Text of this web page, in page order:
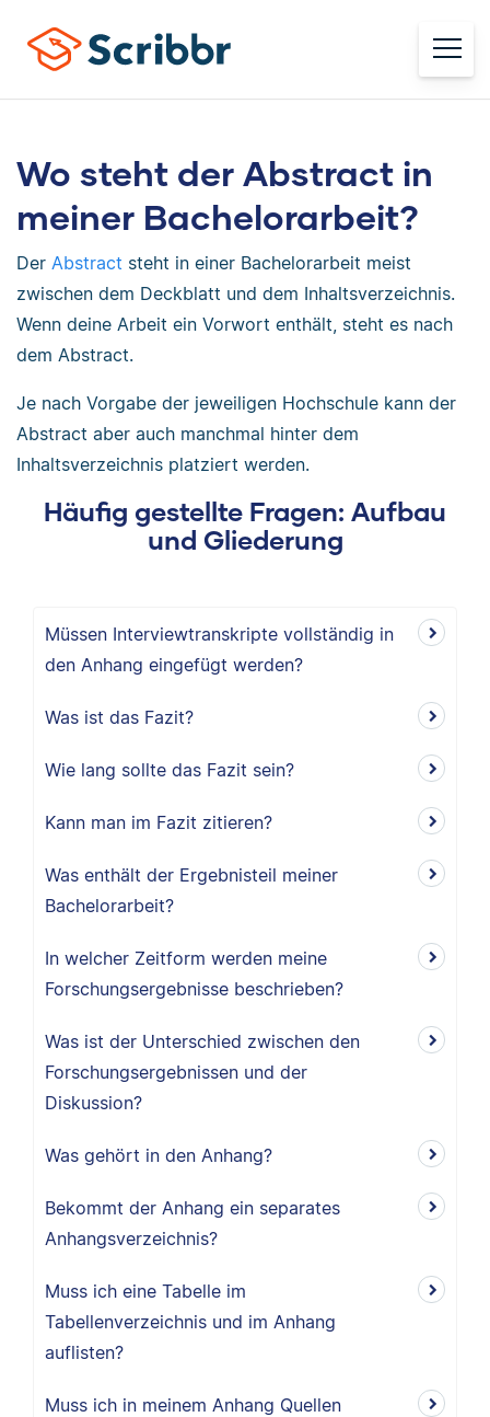
Wo steht der Abstract in
meiner Bachelorarbeit?
Der Abstract steht in einer Bachelorarbeit meist
zwischen dem Deckblatt und dem Inhaltsverzeichnis.
Wenn deine Arbeit ein Vorwort enthält, steht es nach
dem Abstract.
Je nach Vorgabe der jeweiligen Hochschule kann der
Abstract aber auch manchmal hinter dem
Inhaltsverzeichnis platziert werden.
Häufig gestellte Fragen: Aufbau
und Gliederung
Müssen Interviewtranskripte vollständig in
den Anhang eingefügt werden?
Was ist das Fazit?
Wie lang sollte das Fazit sein?
Kann man im Fazit zitieren?
Was enthält der Ergebnisteil meiner
Bachelorarbeit?
In welcher Zeitform werden meine
Forschungsergebnisse beschrieben?
Was ist der Unterschied zwischen den
Forschungsergebnissen und der
Diskussion?
Was gehört in den Anhang?
Bekommt der Anhang ein separates
Anhangsverzeichnis?
Muss ich eine Tabelle im
Tabellenverzeichnis und im Anhang
auflisten?
Muss ich in meinem Anhang Quellen